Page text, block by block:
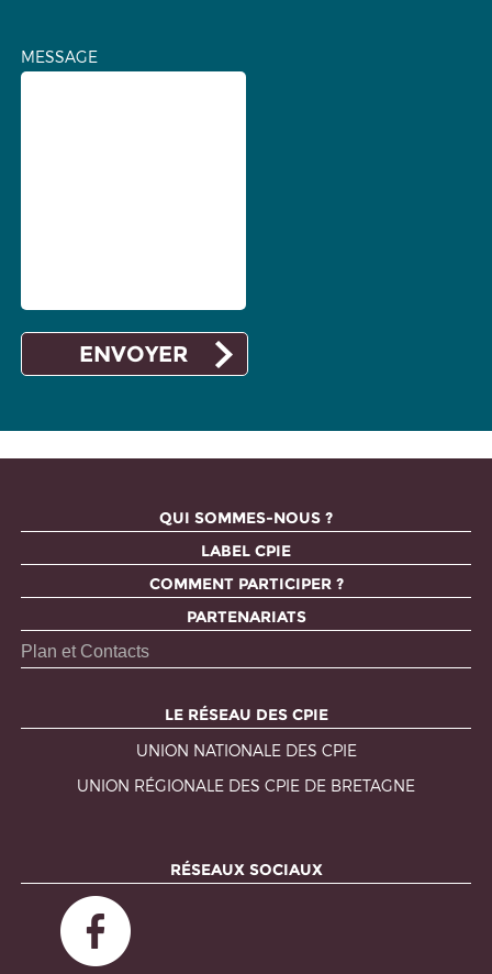
MESSAGE
QUI SOMMES-NOUS ?
LABEL CPIE
COMMENT PARTICIPER ?
PARTENARIATS
Plan et Contacts
LE RÉSEAU DES CPIE
UNION NATIONALE DES CPIE
UNION RÉGIONALE DES CPIE DE BRETAGNE
RÉSEAUX SOCIAUX